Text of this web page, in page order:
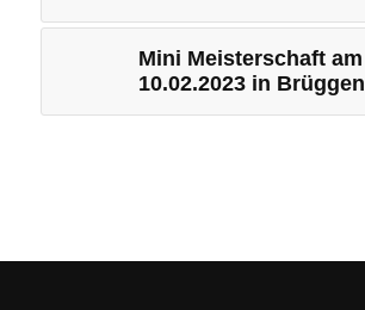
Mini Meisterschaft am
10.02.2023 in Brüggen